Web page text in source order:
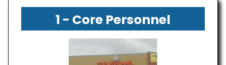
1 - Core Personnel
Staffing Services